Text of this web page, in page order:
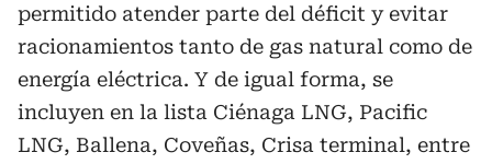
permitido atender parte del déficit y evitar
racionamientos tanto de gas natural como de
energía eléctrica. Y de igual forma, se
incluyen en la lista Ciénaga LNG, Pacific
LNG, Ballena, Coveñas, Crisa terminal, entre